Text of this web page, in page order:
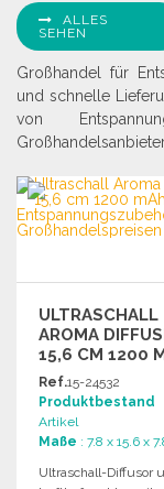
ALLES
SEHEN
Großhandel für
und schnelle
von
ULTRASCHALL
AROMA
15,6 CM 1200
Ref.15-24532
Produktbestand
Artikel
Maße : 7.8 x 15.6 x
Ultraschall-Diffusor